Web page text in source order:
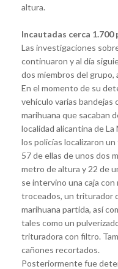
altura.
Incautadas cerca
Las investigaciones
continuaron y al día
dos miembros del grupo,
En el momento de su
vehículo varias bandejas
marihuana que sacaban
localidad alicantina de
los policías localizaron
57 de ellas de unos dos
metro de altura y 22 de
se intervino una caja
troceados, un triturador
marihuana partida, así
tales como un
trituradora con filtro.
cañones recortados.
Posteriormente fue